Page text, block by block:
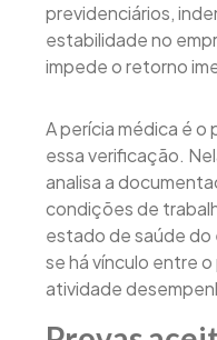
previdenciários,
estabilidade no
impede o retorno
A perícia médica é o
essa verificação.
analisa a
condições de
estado de saúde
se há vínculo entre
atividade